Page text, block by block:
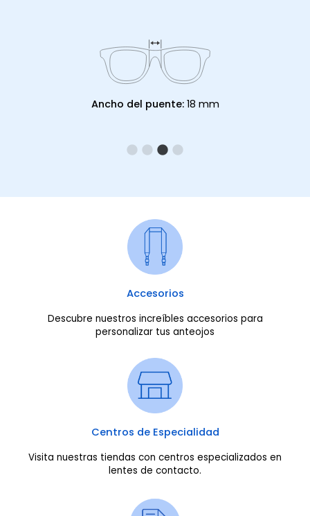
Ancho del puente: 18 mm
Accesorios
Descubre nuestros increíbles accesorios para
personalizar tus anteojos
Centros de Especialidad
Visita nuestras tiendas con centros especializados en
lentes de contacto.